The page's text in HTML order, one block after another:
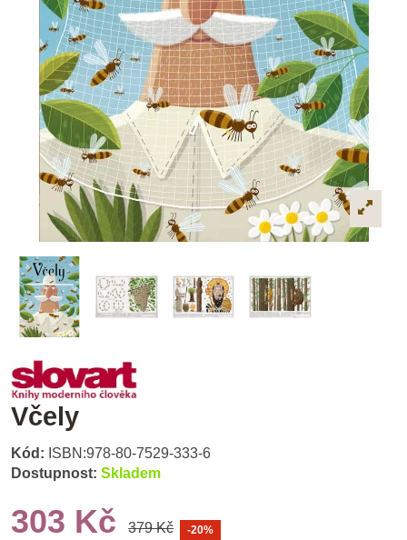
Včely
Kód: ISBN:978-80-7529-333-6
Dostupnost: Skladem
303 Kč 379 Kč -20%